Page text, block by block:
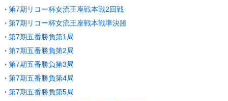
第7期リコー杯女流王座戦本戦2回戦
第7期リコー杯女流王座戦本戦準決勝
第7期五番勝負第1局
第7期五番勝負第2局
第7期五番勝負第3局
第7期五番勝負第4局
第7期五番勝負第5局